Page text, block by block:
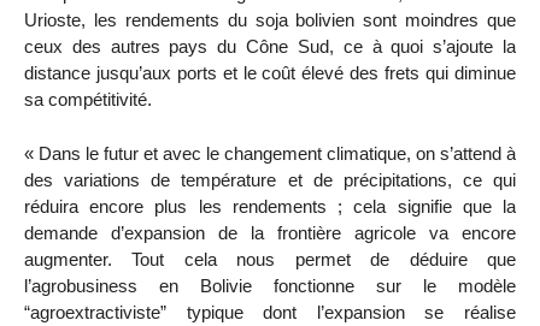
Urioste, les rendements du soja bolivien sont moindres que
ceux des autres pays du Cône Sud, ce à quoi s’ajoute la
distance jusqu’aux ports et le coût élevé des frets qui diminue
sa compétitivité.
« Dans le futur et avec le changement climatique, on s’attend à
des variations de température et de précipitations, ce qui
réduira encore plus les rendements ; cela signifie que la
demande d’expansion de la frontière agricole va encore
augmenter. Tout cela nous permet de déduire que
l’agrobusiness en Bolivie fonctionne sur le modèle
“agroextractiviste” typique dont l’expansion se réalise